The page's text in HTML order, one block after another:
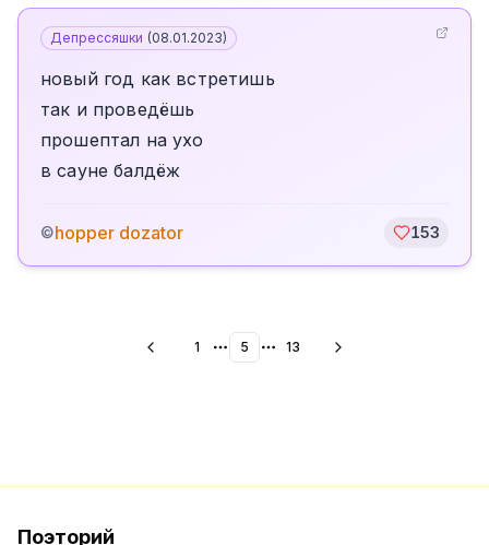
Депрессяшки (08.01.2023)
новый год как встретишь
так и проведёшь
прошептал на ухо
в сауне балдёж
©hopper dozator 153
1 More pages
5 More pages
13
Поэторий